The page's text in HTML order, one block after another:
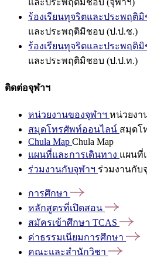
ร้องเรียนทุจริตและประพฤติ
และประพฤติมิชอบ (ป.ป.ช.)
ร้องเรียนทุจริตและประพฤติ
และประพฤติมิชอบ (ป.ป.ท.)
ติดต่อจุฬาฯ
หน่วยงานของจุฬาฯ หน่วยงา
สมุดโทรศัพท์ออนไลน์ สมุดโ
Chula Map Chula Map
แผนที่และการเดินทาง แผนที่
ร่วมงานกับจุฬาฯ ร่วมงานกับ
การศึกษา
หลักสูตรที่เปิดสอน
สมัครเข้าศึกษา TCAS
ค่าธรรมเนียมการศึกษา
คณะและสำนักวิชา